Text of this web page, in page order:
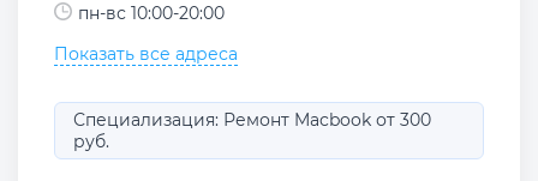
пн-вс 10:00-20:00
Показать все адреса
Специализация: Ремонт Macbook от 300
руб.